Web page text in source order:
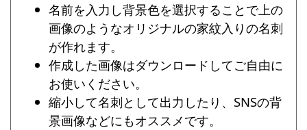
名前を入力し背景色を選択することで上の
画像のようなオリジナルの家紋入りの名刺
が作れます。
作成した画像はダウンロードしてご自由に
お使いください。
縮小して名刺として出力したり、SNSの背
景画像などにもオススメです。